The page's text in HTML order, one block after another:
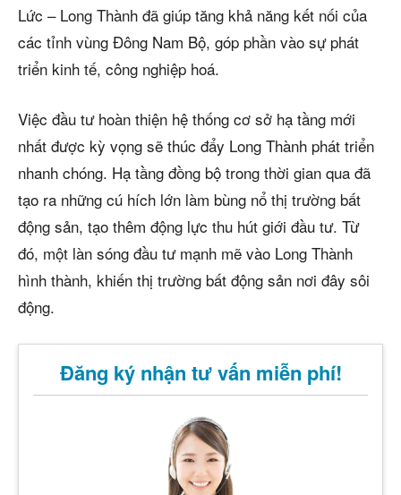
Lức – Long Thành đã giúp tăng khả năng kết nối của
các tỉnh vùng Đông Nam Bộ, góp phần vào sự phát
triển kinh tế, công nghiệp hoá.
Việc đầu tư hoàn thiện hệ thống cơ sở hạ tầng mới
nhất được kỳ vọng sẽ thúc đẩy Long Thành phát triển
nhanh chóng. Hạ tầng đồng bộ trong thời gian qua đã
tạo ra những cú hích lớn làm bùng nổ thị trường bất
động sản, tạo thêm động lực thu hút giới đầu tư. Từ
đó, một làn sóng đầu tư mạnh mẽ vào Long Thành
hình thành, khiến thị trường bất động sản nơi đây sôi
động.
Đăng ký nhận tư vấn miễn phí!